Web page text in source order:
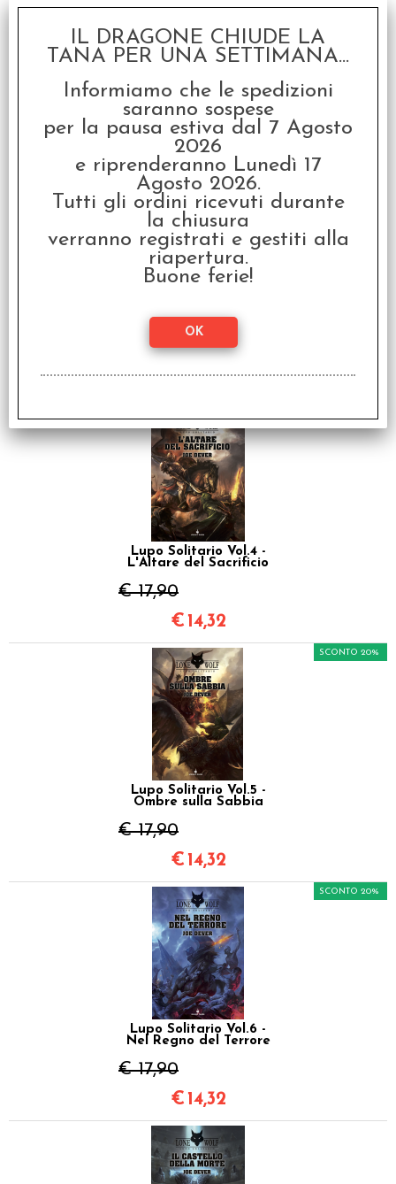
Lupo Solitario Vol.2 -
Traversata Infernale
€17,90
Lupo Solitario Vol.3 - Gli
Abissi di Kalte
€ 17,90
Lupo Solitario Vol.4 -
L'Altare del Sacrificio
€ 17,90
€ 14,32
Lupo Solitario Vol.5 -
Ombre sulla Sabbia
€ 17,90
SCONTO 20%
€ 14,32
Lupo Solitario Vol.6 -
Nel Regno del Terrore
€ 17,90
SCONTO 20%
€ 14,32
IL DRAGONE CHIUDE LA
TANA PER UNA SETTIMANA...
Informiamo che le spedizioni
saranno sospese
per la pausa estiva dal 7 Agosto
2026
e riprenderanno Lunedì 17
Agosto 2026.
Tutti gli ordini ricevuti durante
la chiusura
verranno registrati e gestiti alla
riapertura.
Buone ferie!